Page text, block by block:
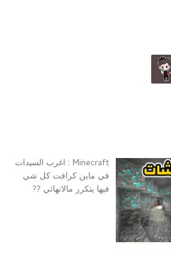
Minecraft : اغرب السيدات
في ماين كرافت كل شي
فيها يتكرر مالانهائي ??